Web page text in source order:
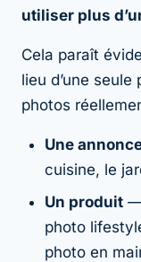
utiliser plus
Cela paraît
lieu d’une
photos
Une
cuisine, le
Un produit —
photo
photo en